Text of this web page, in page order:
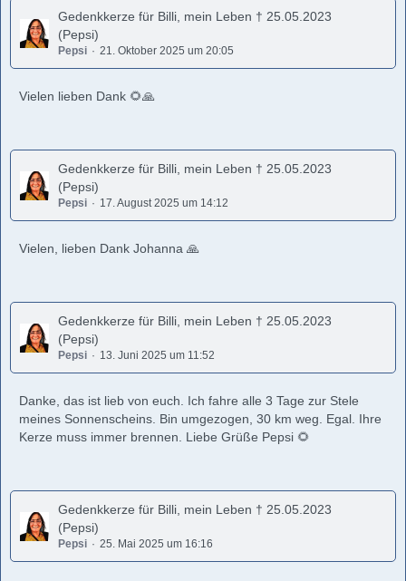
Gedenkkerze für Billi, mein Leben † 25.05.2023
(Pepsi)
Pepsi 21. Oktober 2025 um 20:05
Vielen lieben Dank 🌻🙏
Gedenkkerze für Billi, mein Leben † 25.05.2023
(Pepsi)
Pepsi 17. August 2025 um 14:12
Vielen, lieben Dank Johanna 🙏
Gedenkkerze für Billi, mein Leben † 25.05.2023
(Pepsi)
Pepsi 13. Juni 2025 um 11:52
Danke, das ist lieb von euch. Ich fahre alle 3 Tage zur Stele
meines Sonnenscheins. Bin umgezogen, 30 km weg. Egal. Ihre
Kerze muss immer brennen. Liebe Grüße Pepsi 🌻
Gedenkkerze für Billi, mein Leben † 25.05.2023
(Pepsi)
Pepsi 25. Mai 2025 um 16:16